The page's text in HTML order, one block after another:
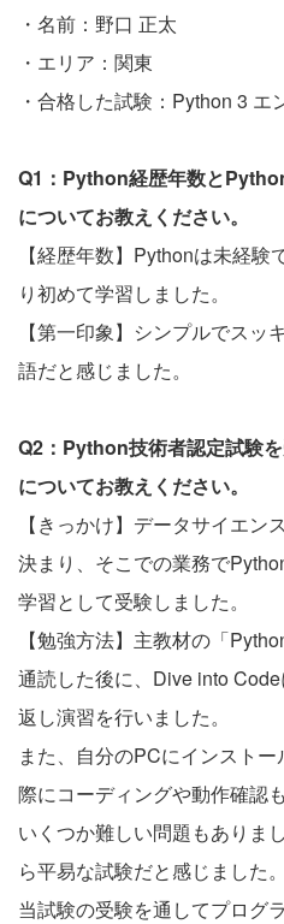
・名前：野口 正太
・エリア：関東
・合格した試験：Python 3
Q1：Python経歴年数と
についてお教えください。
【経歴年数】Pythonは未経
り初めて学習しました。
【第一印象】シンプルでス
語だと感じました。
Q2：Python技術者認定試験
についてお教えください。
【きっかけ】データサイエ
決まり、そこでの業務で
学習として受験しました。
【勉強方法】主教材の「
通読した後に、Dive into
返し演習を行いました。
また、自分のPCにインスト
際にコーディングや動作確認
いくつか難しい問題もありま
ら平易な試験だと感じました。
当試験の受験を通してプログ